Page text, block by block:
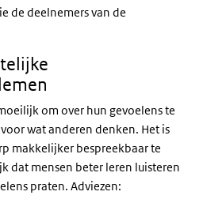
de deelnemers van de
om over hun gevoelens te
wat anderen denken. Het is
makkelijker bespreekbaar te
dat mensen beter leren luisteren
praten. Adviezen: